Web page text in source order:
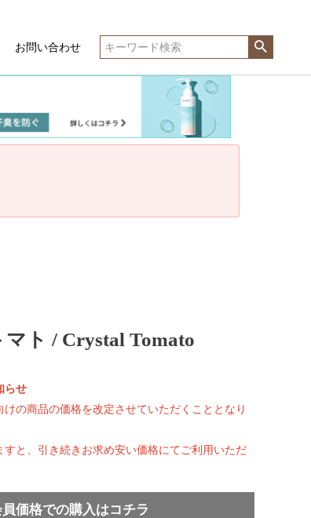
お問い合わせ
ト / Crystal Tomato
らせ
の商品の価格を改定させていただくこととなり
すと、引き続きお求め安い価格にてご利用いただ
価格での購入はコチラ